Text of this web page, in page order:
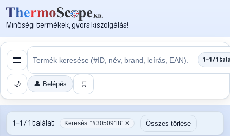
Minőségi termékek, gyors kiszolgálás!
1–1 / 1
🌙 👤 Belépés 🛒
1–1 / 1 találat Keresés: “#3050918” ✕ Összes törlése